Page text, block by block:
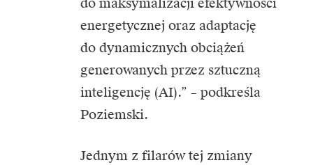
energetycznej oraz adaptację
do dynamicznych obciążeń
generowanych przez sztuczną
inteligencję (AI).” – podkreśla
Poziemski.
Jednym z filarów tej zmiany